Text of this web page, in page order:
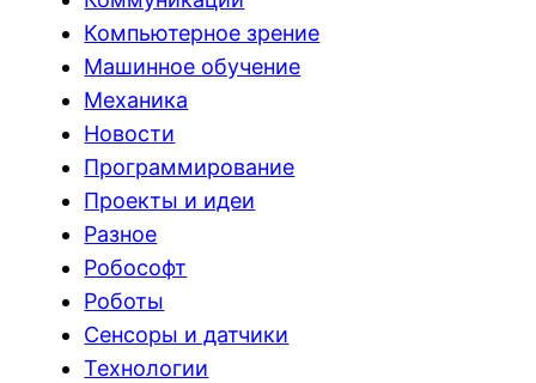
Компьютерное зрение
Машинное обучение
Механика
Новости
Программирование
Проекты и идеи
Разное
Робософт
Роботы
Сенсоры и датчики
Технологии